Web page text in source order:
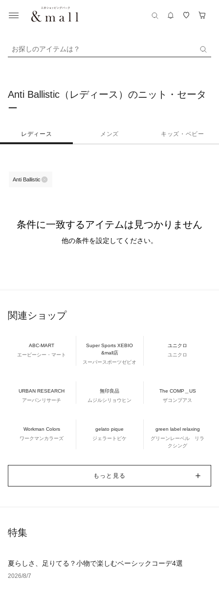
お探しのアイテムは？
Anti Ballistic（レディース）のニット・セータ
ー
レディース メンズ キッズ・ベビー
Anti Ballistic
条件に一致するアイテムは見つかりません
他の条件を設定してください。
関連ショップ
ABC-MART
エービーシー・マート
Super Sports XEBIO
&mall店
スーパースポーツゼビオ
ユニクロ
ユニクロ
URBAN RESEARCH
アーバンリサーチ
無印良品
ムジルシリョウヒン
The COMP＿US
ザコンプアス
Workman Colors
ワークマンカラーズ
gelato pique
ジェラートピケ
green label relaxing
グリーンレーベル リラ
クシング
もっと見る
特集
夏らしさ、足りてる？小物で楽しむベーシックコーデ4選
2026/8/7